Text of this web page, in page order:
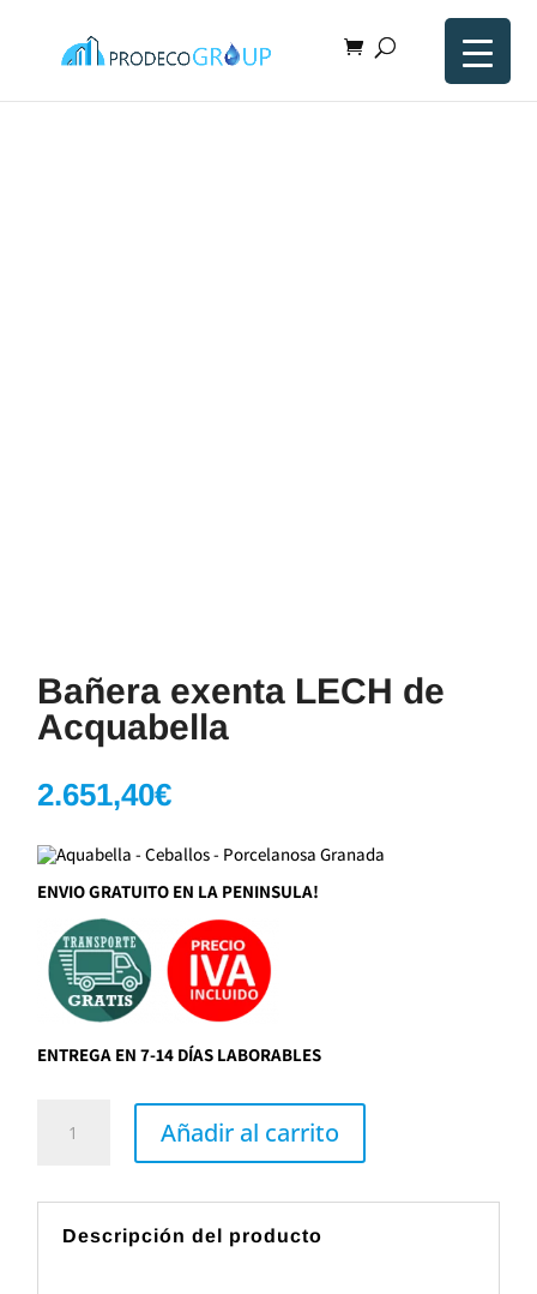
Bañera exenta LECH de
Acquabella
2.651,40€
ENVIO GRATUITO EN LA PENINSULA!
ENTREGA EN 7-14 DÍAS LABORABLES
exenta
LECH
cantidad
Añadir al carrito
Descripción del producto